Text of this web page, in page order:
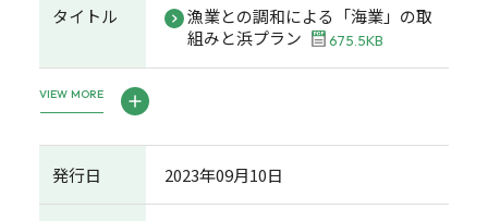
タイトル
漁業との調和による「海業」の取
組みと浜プラン
675.5KB
VIEW MORE
発行日 2023年09月10日